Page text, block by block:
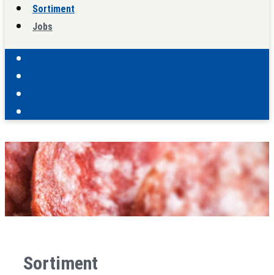
Sortiment
Jobs
Sortiment